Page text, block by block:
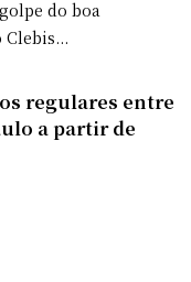
do boa
Clebis...
regulares entre
a partir de